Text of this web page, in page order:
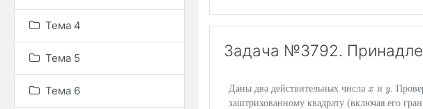
Тема 4
Тема 5
Тема 6
Задача №3792.
Даны два действительных числа x
x и y
y.
заштрихованному квадрату (включая его